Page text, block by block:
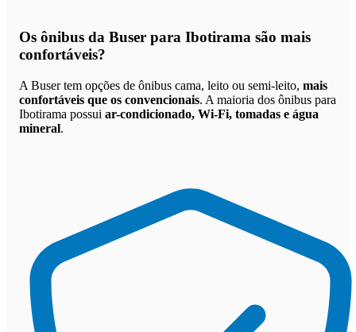
Os ônibus da Buser para Ibotirama são mais
confortáveis?
A Buser tem opções de ônibus cama, leito ou semi-leito, mais
confortáveis que os convencionais. A maioria dos ônibus para
Ibotirama possui ar-condicionado, Wi-Fi, tomadas e água
mineral.